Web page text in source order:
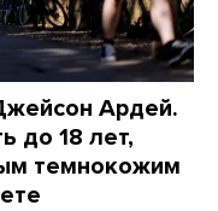
Ардей.
до 18 лет,
темнокожим